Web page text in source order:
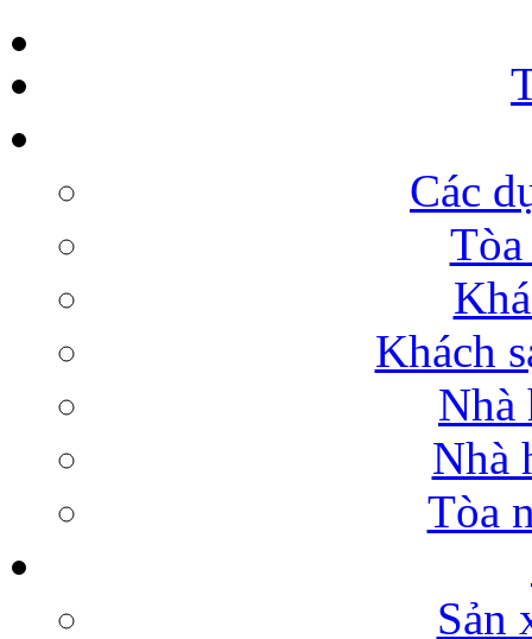
Các
Khách
Nhà
Nhà
Tòa
Sản